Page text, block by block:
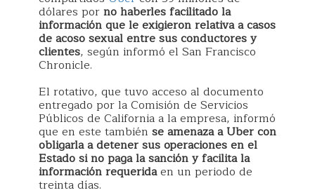
dólares porno haberles facilitado la
información que le exigieron relativa a casos
de acoso sexual entre sus conductores y
clientes, según informó el San Francisco
Chronicle.
El rotativo, que tuvo acceso al documento
entregado por la Comisión de Servicios
Públicos de California a la empresa, informó
que en este también se amenaza a Uber con
obligarla a detener sus operaciones en el
Estado si no paga la sanción y facilita la
información requeridaen un periodo de
treinta días.